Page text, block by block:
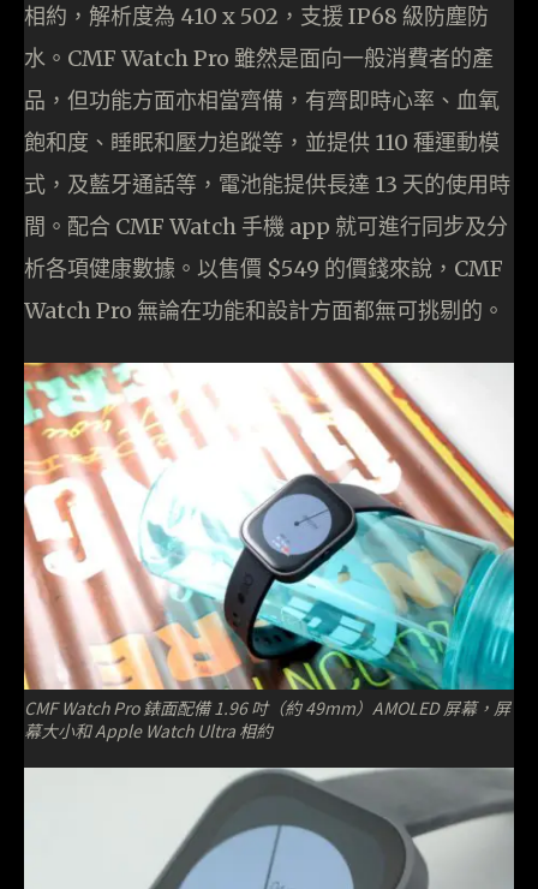
相約，解析度為 410 x 502，支援 IP68 級防塵防
水。CMF Watch Pro 雖然是面向一般消費者的產
品，但功能方面亦相當齊備，有齊即時心率、血氧
飽和度、睡眠和壓力追蹤等，並提供 110 種運動模
式，及藍牙通話等，電池能提供長達 13 天的使用時
間。配合 CMF Watch 手機 app 就可進行同步及分
析各項健康數據。以售價 $549 的價錢來說，CMF
Watch Pro 無論在功能和設計方面都無可挑剔的。
CMF Watch Pro 錶面配備 1.96 吋（約 49mm）AMOLED 屏幕，屏
幕大小和 Apple Watch Ultra 相約